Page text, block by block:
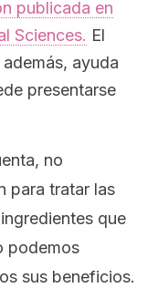
publicada en
Sciences. El
ayuda
presentarse
no
para tratar las
que
podemos
sus beneficios.